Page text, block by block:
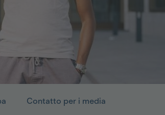
Contatto per i media